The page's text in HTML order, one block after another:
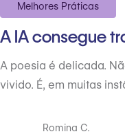
Melhores Práticas
A IA consegue
A poesia é delicada.
vivido. É, em muitas
Romina C.